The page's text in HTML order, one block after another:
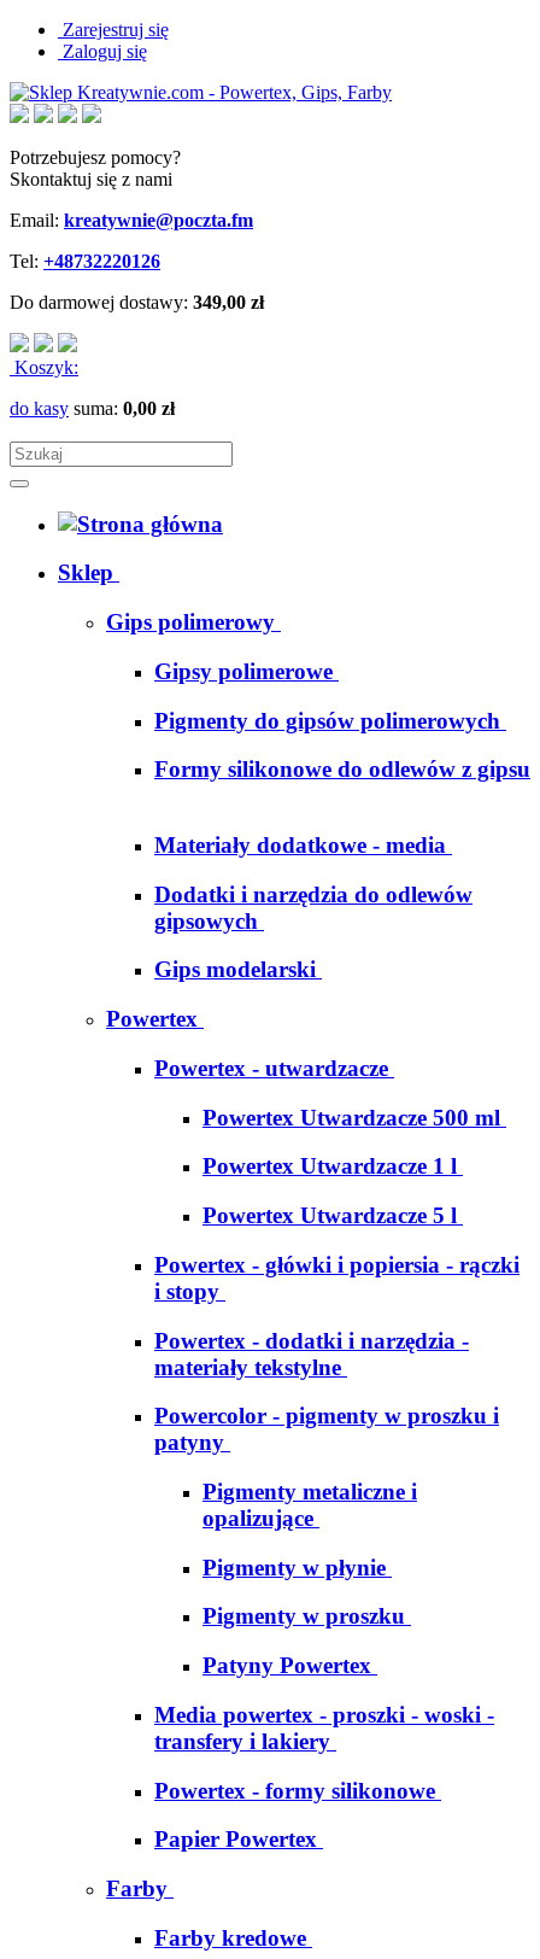
Zarejestruj się
Zaloguj się
Potrzebujesz pomocy?
Skontaktuj się z nami
Email: kreatywnie@poczta.fm
Tel: +48732220126
Do darmowej dostawy: 349,00 zł
Koszyk:
do kasy suma: 0,00 zł
Sklep
Gips polimerowy
Gipsy polimerowe
Pigmenty do gipsów polimerowych
Formy silikonowe do odlewów z gipsu
Materiały dodatkowe - media
Dodatki i narzędzia do odlewów
gipsowych
Gips modelarski
Powertex
Powertex - utwardzacze
Powertex Utwardzacze 500 ml
Powertex Utwardzacze 1 l
Powertex Utwardzacze 5 l
Powertex - główki i popiersia - rączki
i stopy
Powertex - dodatki i narzędzia -
materiały tekstylne
Powercolor - pigmenty w proszku i
patyny
Pigmenty metaliczne i
opalizujące
Pigmenty w płynie
Pigmenty w proszku
Patyny Powertex
Media powertex - proszki - woski -
transfery i lakiery
Powertex - formy silikonowe
Papier Powertex
Farby
Farby kredowe